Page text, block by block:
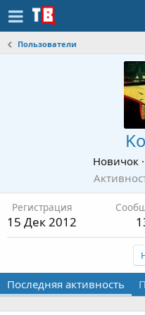
Пользователи
Новичок ·
Регистрация
15 Дек 2012
Последняя активность